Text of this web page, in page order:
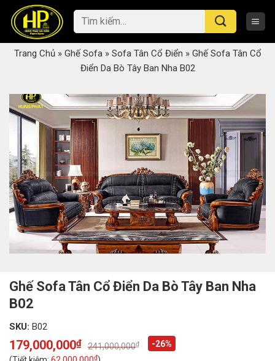
content
Tìm
kiếm:
Trang Chủ» Ghế Sofa» Sofa Tân Cổ Điển » Ghế Sofa Tân Cổ
Điển Da Bò Tây Ban Nha B02
Ghế Sofa Tân Cổ Điển Da Bò Tây Ban Nha
B02
SKU: B02
241,000,000₫
Original
price
179,000,000₫
Current
price
-26%
₫